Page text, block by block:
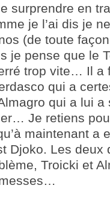
surprendre en
je l’ai dis je
(de toute
je pense que le
trop vite… Il a
qui a
qui a lui
Je retiens
maintenant a
Djoko. Les
Troicki et